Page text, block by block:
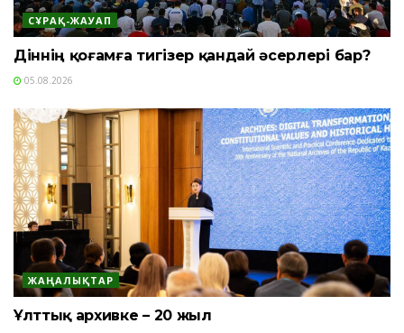
СҰРАҚ-ЖАУАП
Діннің қоғамға тигізер қандай әсерлері бар?
05.08.2026
ЖАҢАЛЫҚТАР
Ұлттық архивке – 20 жыл